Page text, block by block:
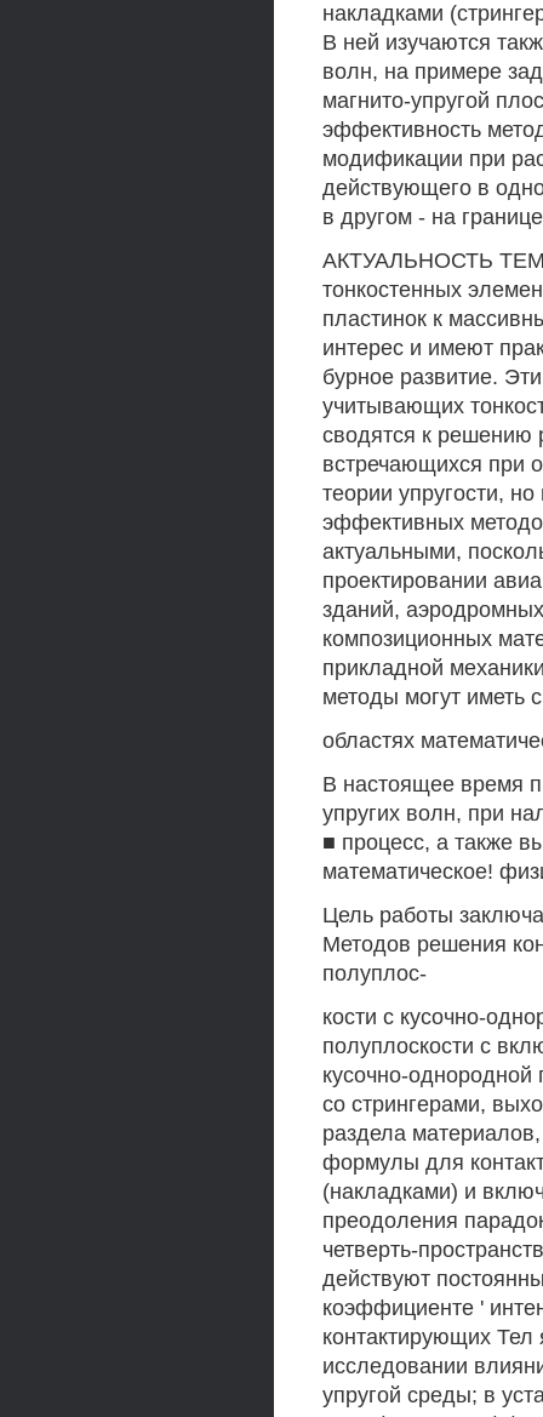
накладками
В ней изучаются
волн, на примере
магнито-упругой
эффективность
модификации при
действующего в
в другом - на
АКТУАЛЬНОСТЬ
тонкостенных
пластинок к
интерес и имеют
бурное развитие.
учитывающих
сводятся к решению
встречающихся при
теории упругости,
эффективных
актуальными,
проектировании
зданий,
композиционных
прикладной
методы могут иметь
областях
В настоящее время
упругих волн, при
■ процесс, а также
математическое!
Цель работы
Методов решения
полуплос-
кости с кусочно-
полуплоскости с
кусочно-однородной
со стрингерами,
раздела
формулы для
(накладками) и
преодоления
четверть-
действуют
коэффициенте '
контактирующих Тел
исследовании
упругой среды; в